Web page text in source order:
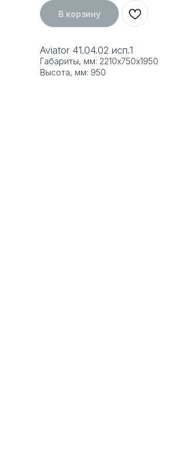
В корзину
Aviator 41.04.02 исп.1
Габариты, мм: 2210х750х1950
Высота, мм: 950